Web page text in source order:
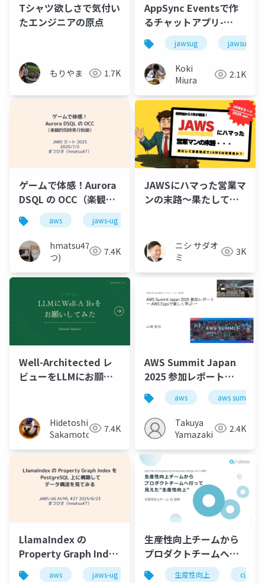
Tシャツ欲しさで気付い
たエンジニアの原点
もりやま 1.7K
AppSync Eventsで作
るチャットアプリ-
Amplifyを使わずに-
jawsug
Koki
Miura
2.1K
ゲームで体感！Aurora
DSQL の OCC（楽観的
同時実行制御）
aws jaws-ug
hmatsu47(ま
つ)
7.4K
JAWSにハマった営業マ
ンの末路～果たして営
ニシ サダオ
ミ
3K
Well-Architected レ
ビューをLLMにお願い
Hidetoshi
Sakamoto
7.4K
AWS Summit Japan
2025 参加レポート
AWS Expoで楽しく学
ぶ
aws aws summit
Takuya
Yamazaki
2.4K
LlamaIndex の
Property Graph Index
を PostgreSQL 上に構
aws jaws-ug postgresql pgvector
生産性向上チームから
プロダクトチームへ行
って見えた"生産性向
生産性向上 ci/cd